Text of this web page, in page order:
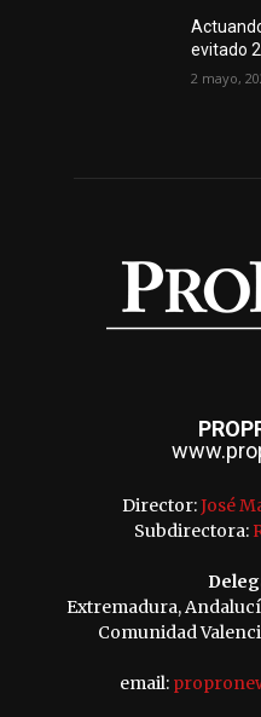
evitado
2 mayo,
Director:José
Subdirectora:
Extremadura,
Comunidad
email: